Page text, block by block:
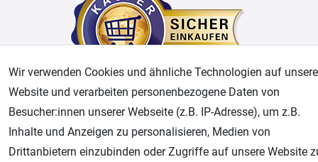
AGB Widerrufsrecht Datenschutz Impressum
Unsere weiteren Shops:
Wir verwenden Cookies und ähnliche Technologien auf
Website und verarbeiten personenbezogene Daten von
Besucher:innen unserer Webseite (z.B. IP-Adresse), um z.B.
Inhalte und Anzeigen zu personalisieren, Medien von
Drittanbietern einzubinden oder Zugriffe auf unsere Website